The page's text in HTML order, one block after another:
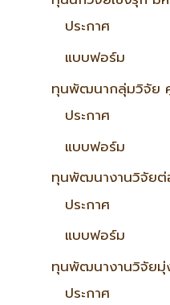
ประกาศ
แบบฟอร์ม
ทุนพัฒนากลุ่มวิจัย
ประกาศ
แบบฟอร์ม
ทุนพัฒนางานวิจัย
ประกาศ
แบบฟอร์ม
ทุนพัฒนางานวิจัยมุ่
ประกาศ